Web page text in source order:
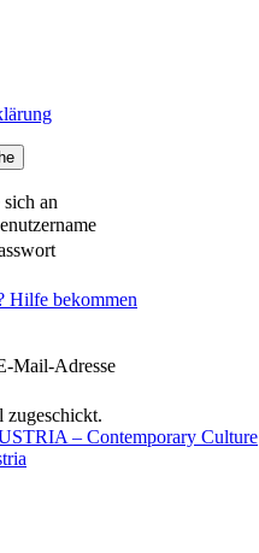
an
Hilfe bekommen
Mail-Adresse
zugeschickt.
– Contemporary Culture